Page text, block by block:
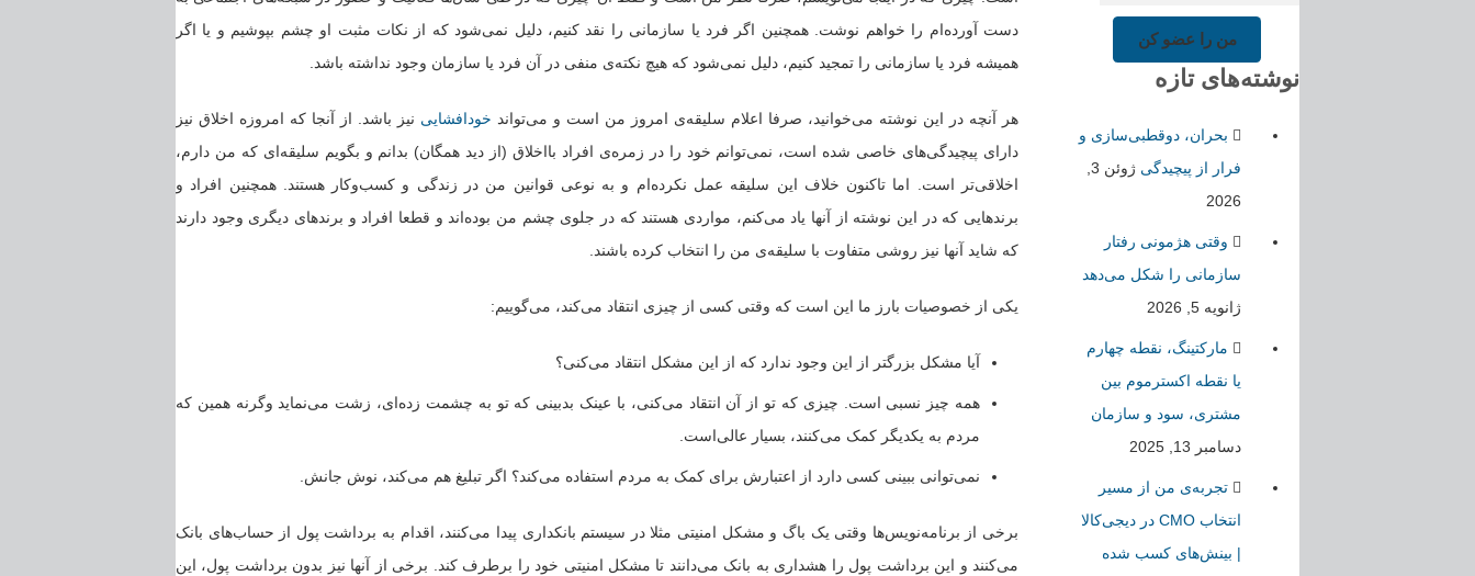
دست آورده‌ام را خواهم نوشت. همچنین اگر فرد یا سازمانی را نقد کنیم، دلیل نمی‌شود که از نکات مثبت او چشم بپوشیم و یا اگر
همیشه فرد یا سازمانی را تمجید کنیم، دلیل نمی‌شود که هیچ نکته‌ی منفی در آن فرد یا سازمان وجود نداشته باشد.
هر آنچه در این نوشته می‌خوانید، صرفا اعلام سلیقه‌ی امروز من است و می‌تواند خودافشایی نیز باشد. از آنجا که امروزه اخلاق نیز
دارای پیچیدگی‌های خاصی شده است، نمی‌توانم خود را در زمره‌ی افراد بااخلاق (از دید همگان) بدانم و بگویم سلیقه‌ای که من دارم،
اخلاقی‌تر است. اما تاکنون خلاف این سلیقه عمل نکرده‌ام و به نوعی قوانین من در زندگی و کسب‌وکار هستند. همچنین افراد و
برندهایی که در این نوشته از آنها یاد می‌کنم، مواردی هستند که در جلوی چشم من بوده‌اند و قطعا افراد و برند‌های دیگری وجود دارند
که شاید آنها نیز روشی متفاوت با سلیقه‌ی من را انتخاب کرده باشند.
یکی از خصوصیات بارز ما این است که وقتی کسی از چیزی انتقاد می‌کند، می‌گوییم:
آیا مشکل بزرگتر از این وجود ندارد که از این مشکل انتقاد می‌کنی؟
همه چیز نسبی است. چیزی که تو از آن انتقاد می‌کنی، با عینک بدبینی که تو به چشمت زده‌ای، زشت می‌نماید وگرنه همین که
مردم به یکدیگر کمک می‌کنند، بسیار عالی‌است.
نمی‌توانی ببینی کسی دارد از اعتبارش برای کمک به مردم استفاده می‌کند؟ اگر تبلیغ هم می‌کند، نوش جانش.
برخی از برنامه‌نویس‌ها وقتی یک باگ و مشکل امنیتی مثلا در سیستم بانکداری پیدا می‌کنند، اقدام به برداشت پول از حساب‌های بانک
می‌کنند و این برداشت پول را هشداری به بانک می‌دانند تا مشکل امنیتی خود را برطرف کند. برخی از آنها نیز بدون برداشت پول، این
من را عضو کن
نوشته‌های تازه
بحران، دوقطبی‌سازی و
فرار از پیچیدگی
2026
وقتی هژمونی رفتار
سازمانی را شکل می‌دهد
ژانویه 5, 2026
مارکتینگ، نقطه چهارم
یا نقطه اکسترموم بین
مشتری، سود و سازمان
دسامبر 13, 2025
تجربه‌ی من از مسیر
انتخاب CMO در دیجی‌کالا
| بینش‌های کسب شده